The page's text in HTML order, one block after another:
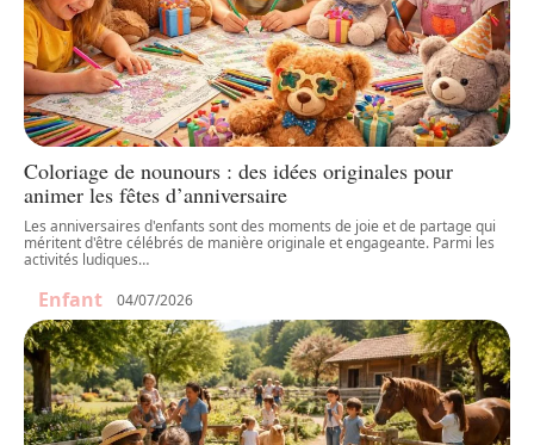
Coloriage de nounours : des idées originales pour
animer les fêtes d’anniversaire
Les anniversaires d'enfants sont des moments de joie et de partage qui
méritent d'être célébrés de manière originale et engageante. Parmi les
activités ludiques…
Enfant 04/07/2026